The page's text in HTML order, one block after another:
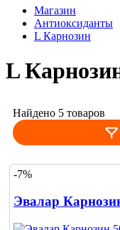
Магазин
Антиоксиданты
L Карнозин
L
Найдено 5 товаров
-7%
Эвалар